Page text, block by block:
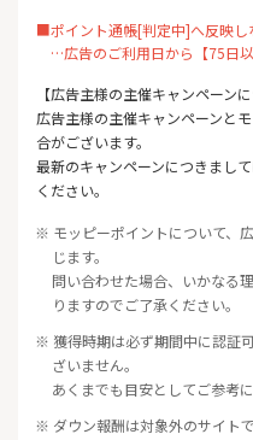
■ポイント通帳[判定中]へ反映し
…広告のご利用日から【75日以
【広告主様の主催キャンペーンに
広告主様の主催キャンペーンと
合がございます。
最新のキャンペーンにつきまし
ください。
※ モッピーポイントについて、
じます。
問い合わせた場合、いかなる
りますのでご了承ください。
※ 獲得時期は必ず期間中に認証
ざいません。
あくまでも目安としてご参考
※ ダウン報酬は対象外のサイトで